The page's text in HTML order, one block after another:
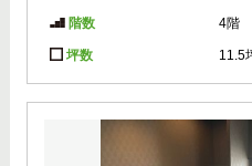
階数 4階
坪数 11.5